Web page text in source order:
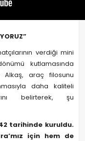
verdiği mini
kutlamasında
Alkaş, araç filosunu
daha kaliteli
belirterek, şu
tarihinde kuruldu.
için hem de